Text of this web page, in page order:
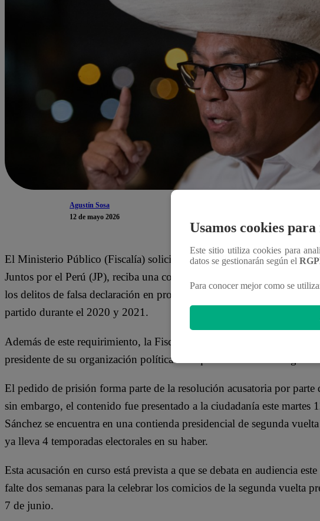
Agustín Sosa
12 de mayo 2026
El Ministerio Público (Fiscalía) solicita que Roberto Sánchez,
Juntos por el Perú (JP), reciba una condena de 5 años y 4 meses de
los delitos de falsa declaración en procedimiento administrativo y
partido durante el 2020 y 2021.
Además de este requirimiento, la Fiscalía también solicitó que
presidente de su organización política de izquierda debido a
El pedido de prisión forma parte de la resolución acusatoria por parte
sin embargo, el contenido fue presentado a la ciudadanía este
Sánchez se encuentra en una contienda presidencial de segunda
ya lleva 4 temporadas electorales en su haber.
Esta acusación en curso está prevista a que se debata en audiencia
falte dos semanas para la celebrar los comicios de la segunda vuelta
7 de junio.
Usamos cookies
Este sitio utiliza cookies para
datos se gestionarán según el
Para conocer mejor como se